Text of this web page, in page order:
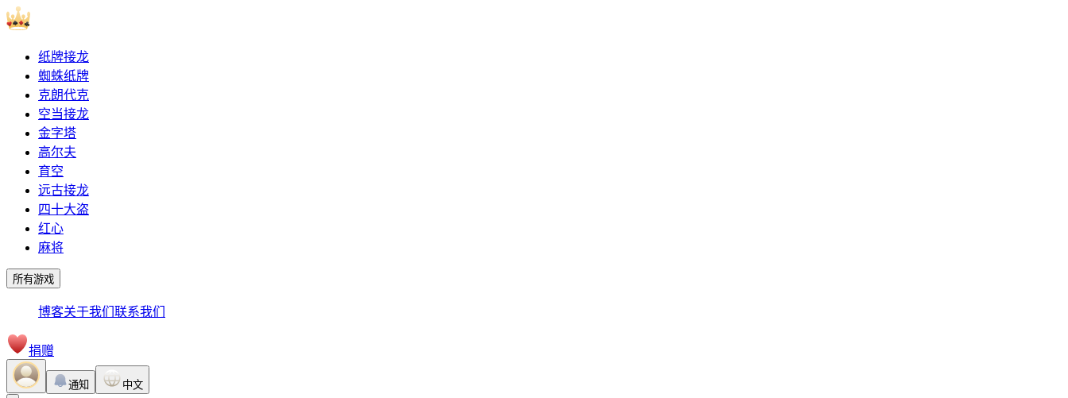
纸牌接龙
蜘蛛纸牌
克朗代克
空当接龙
金字塔
高尔夫
育空
远古接龙
四十大盗
红心
麻将
所有游戏
博客关于我们 联系我们
捐赠
通知 中文